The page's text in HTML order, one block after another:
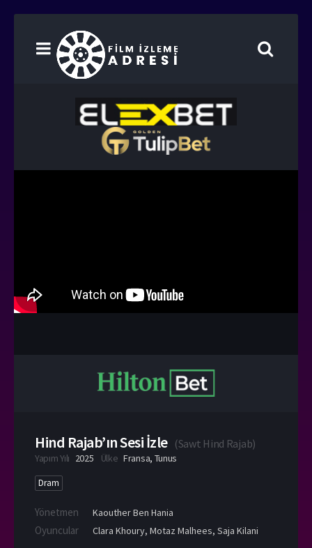
Hind Rajab’ın Sesi İzle (Sawt Hind Rajab)
Yapım Yılı 2025 Ülke Fransa, Tunus
Dram
Yönetmen Kaouther Ben Hania
Oyuncular Clara Khoury, Motaz Malhees, Saja Kilani